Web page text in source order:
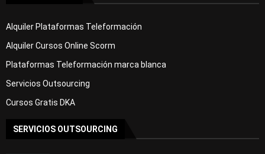
Alquiler Plataformas Teleformación
Alquiler Cursos Online Scorm
Plataformas Teleformación marca blanca
Servicios Outsourcing
Cursos Gratis DKA
SERVICIOS OUTSOURCING